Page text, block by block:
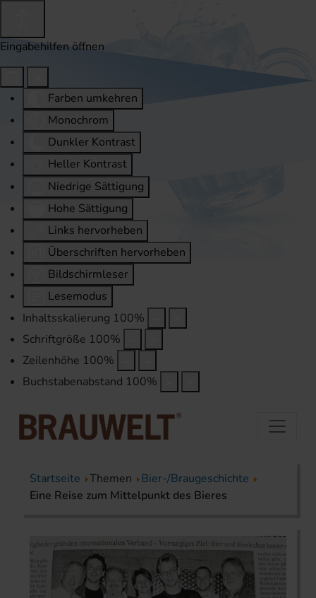
Eingabehilfen öffnen
Farben umkehren
Monochrom
Dunkler Kontrast
Heller Kontrast
Niedrige Sättigung
Hohe Sättigung
Links hervorheben
Überschriften hervorheben
Bildschirmleser
Lesemodus
Inhaltsskalierung 100%
Schriftgröße 100%
Zeilenhöhe 100%
Buchstabenabstand 100%
Startseite Themen
Bier-/Braugeschichte
Eine Reise zum Mittelpunkt des Bieres